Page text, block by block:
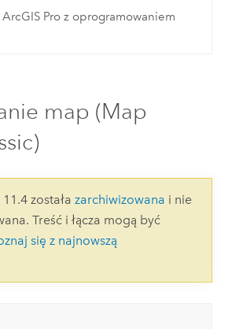
Pro z oprogramowaniem
map (Map
została zarchiwizowana i nie
Treść i łącza mogą być
się z najnowszą